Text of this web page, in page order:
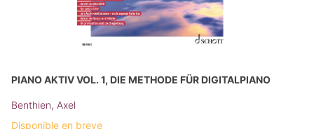
PIANO AKTIV VOL. 1, DIE METHODE FÜR DIGITALPIANO
Benthien, Axel
Disponible en breve